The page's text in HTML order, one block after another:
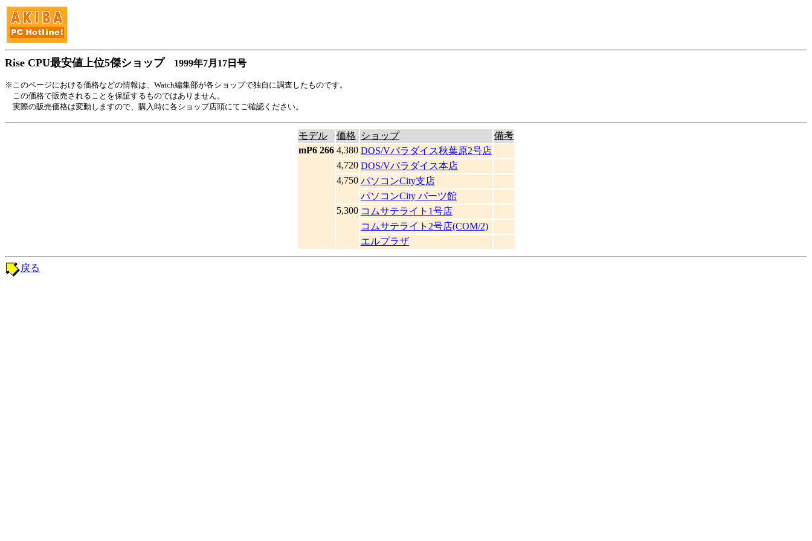
Rise CPU最安値上位5傑ショップ 1999年7月17日号
※このページにおける価格などの情報は、Watch編集部が各ショップで独自に調査したものです。
この価格で販売されることを保証するものではありません。
実際の販売価格は変動しますので、購入時に各ショップ店頭にてご確認ください。
モデル 価格 ショップ
備考
mP6 266 4,380 DOS/Vパラダイス秋葉原2号店
4,720 DOS/Vパラダイス本店
4,750 パソコンCity支店
パソコンCity パーツ館
5,300 コムサテライト1号店
コムサテライト2号店(COM/2)
エルプラザ
戻る